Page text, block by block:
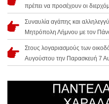
πρέπει να προσέχουν οι
Συναυλία αγάπης και
Μητρόπολη Λήμνου με τον
Στους λογαριασμούς των
Αυγούστου την Παρασκευή 7